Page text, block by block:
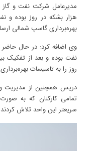
مدیرعامل شرکت نفت و
هزار بشکه در روز بوده
بهره‌برداری گاسپ شمالی
وی اضافه کرد: در حال
روز را به تاسیسات
دریس همچنین از مدیریت
تمامی کارکنان که به
سریعتر این واحد تلاش